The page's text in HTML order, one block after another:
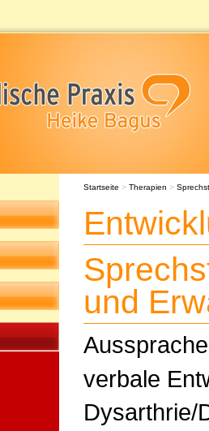
Startseite > Therapien >
und
verbale
Dysarthrie/